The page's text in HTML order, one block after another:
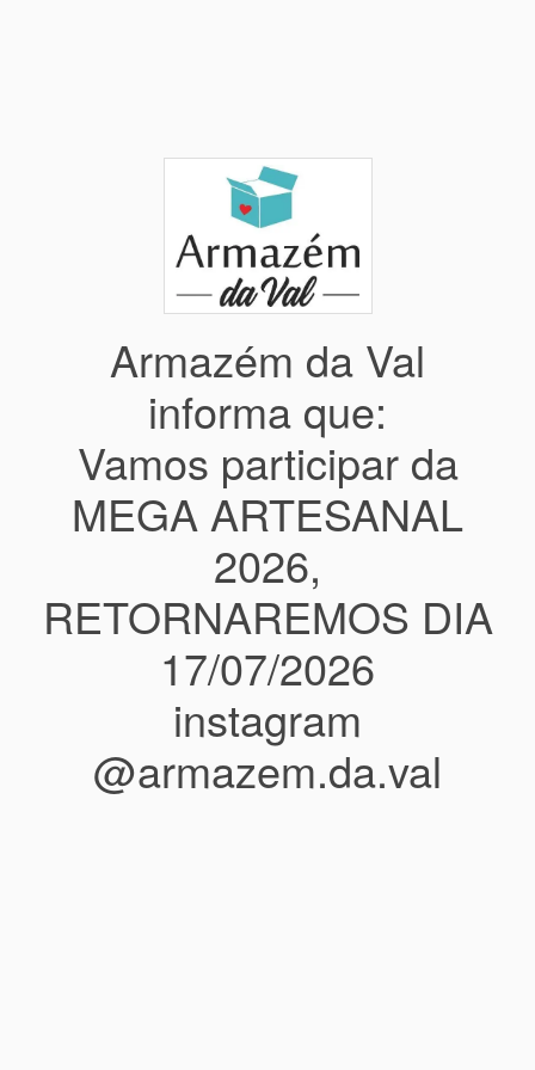
Armazém da Val
informa que:
Vamos participar da
MEGA ARTESANAL
2026,
RETORNAREMOS DIA
17/07/2026
instagram
@armazem.da.val